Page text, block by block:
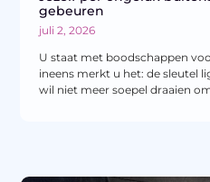
gebeuren
juli 2, 2026
U staat met boodschappen
ineens merkt u het: de sleutel
wil niet meer soepel draaien